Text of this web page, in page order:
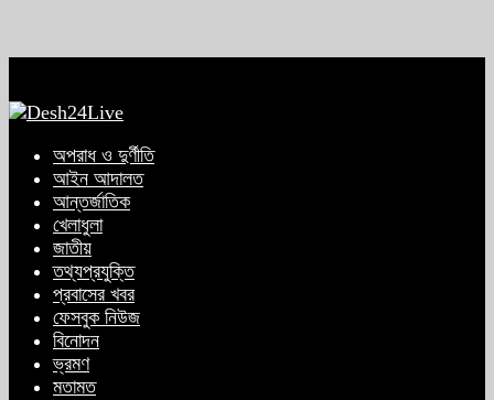
অপরাধ ও দুর্ণীতি
আইন আদালত
আন্তর্জাতিক
খেলাধুলা
জাতীয়
তথ্যপ্রযুক্তি
প্রবাসের খবর
ফেসবুক নিউজ
বিনোদন
ভ্রমণ
মতামত